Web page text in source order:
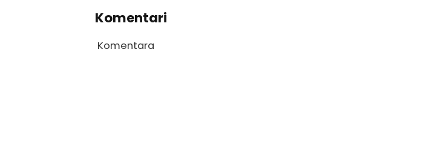
Komentari
Komentara